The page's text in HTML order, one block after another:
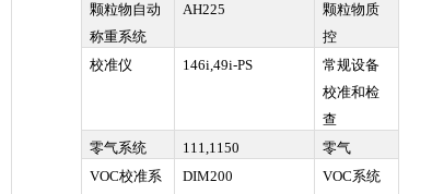
颗粒物自动
称重系统
AH225
颗粒物质
控
校准仪
146i,49i-PS
常规设备
校准和检
查
零气系统
111,1150
零气
VOC校准系
DIM200
VOC系统